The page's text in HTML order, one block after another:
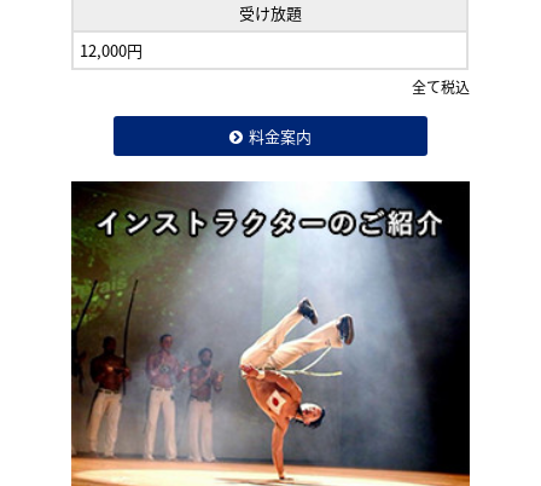
受け放題
12,000円
全て税込
料金案内